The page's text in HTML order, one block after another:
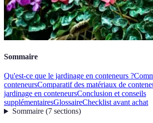
Sommaire
Qu'est-ce que le jardinage en conteneurs ?
conteneursComparatif des matériaux de
jardinage en conteneursConclusion et conseils
supplémentairesGlossaireChecklist avant achat
Sommaire(7 sections)